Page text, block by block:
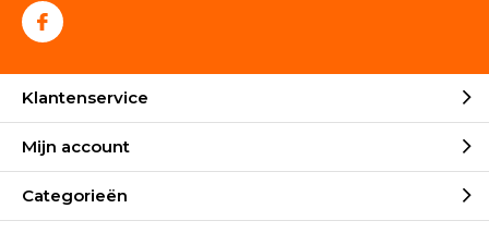
Klantenservice
Mijn account
Categorieën